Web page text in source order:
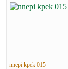
nnepi kpek 015